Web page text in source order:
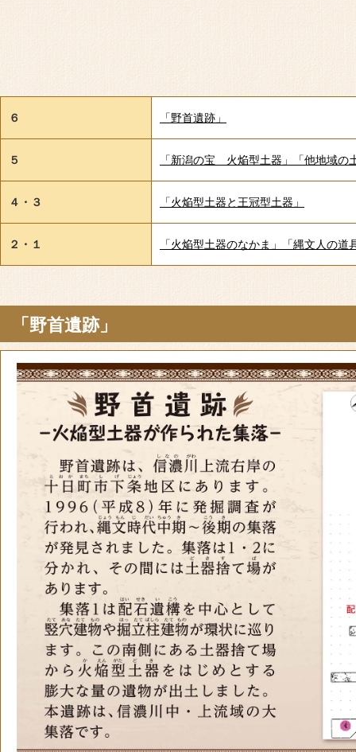
６ 「野首遺跡」
５ 「新潟の宝 火焔型土器」「他地域の
４・３ 「火焔型土器と王冠型土器」
２・１ 「火焔型土器のなかま」「縄文人の道
「野首遺跡」